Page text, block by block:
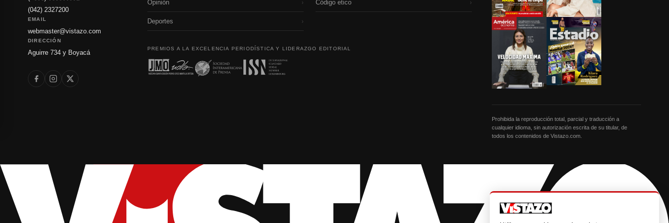
(042) 2327200
EMAIL
webmaster@vistazo.com
DIRECCIÓN
Aguirre 734 y Boyacá
Opinión ›
Deportes ›
Código etico ›
PREMIOS A LA EXCELENCIA PERIODÍSTICA Y LIDERAZGO EDITORIAL
Prohibida la reproducción total, parcial y traducción a
cualquier idioma, sin autorización escrita de su titular, de
todos los contenidos de Vistazo.com.